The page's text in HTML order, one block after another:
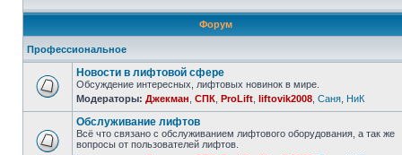
Форум
Профессиональное
Новости в лифтовой сфере
Обсуждение интересных, лифтовых новинок в мире.
Модераторы: Джекман СПК ProLift liftovik2008 Саня НиК
Обслуживание лифтов
Всё что связано с обслуживанием лифтового оборудования, а так же
вопросы от пользователей лифтов.